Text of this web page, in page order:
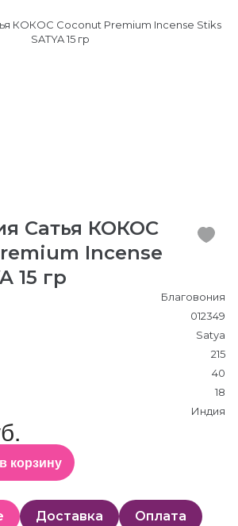
Сатья КОКОС
Incense
15 гр
Благовония
012349
Satya
215
40
18
Индия
корзину
Доставка Оплата